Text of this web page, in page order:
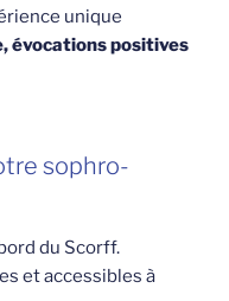
unique
évocations positives
sophro-
du Scorff.
et accessibles à